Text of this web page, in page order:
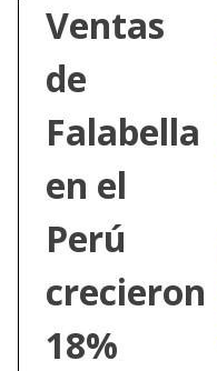
Ventas
de
Falabella
en el
Perú
crecieron
18%